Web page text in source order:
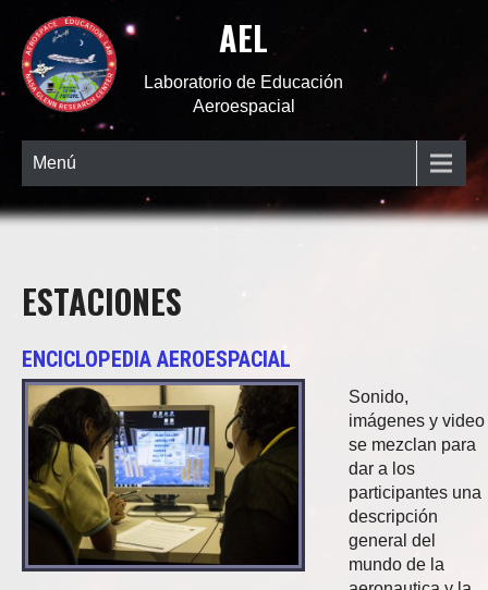
AEL
Laboratorio de Educación
Aeroespacial
Menú
ESTACIONES
ENCICLOPEDIA AEROESPACIAL
Sonido,
imágenes y video
se mezclan para
dar a los
participantes una
descripción
general del
mundo de la